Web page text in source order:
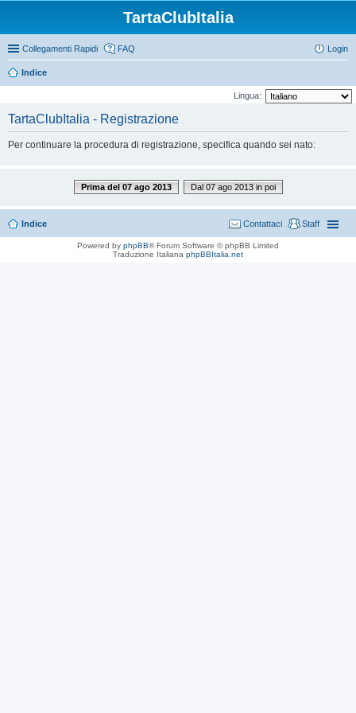
TartaClubItalia
Collegamenti Rapidi FAQ Login
Indice
Lingua:
TartaClubItalia - Registrazione
Per continuare la procedura di registrazione, specifica quando sei nato:
Prima del 07 ago 2013 Dal 07 ago 2013 in poi
Indice Staff
Contattaci
Powered by phpBB® Forum Software © phpBB Limited
Traduzione Italiana phpBBItalia.net